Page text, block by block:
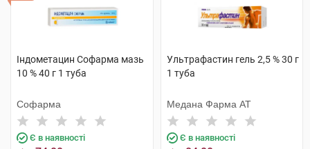
Індометацин Софарма мазь
10 % 40 г 1 туба
Софарма
Є в наявності
Ультрафастин гель 2,5 % 30 г
1 туба
Медана Фарма АТ
Є в наявності